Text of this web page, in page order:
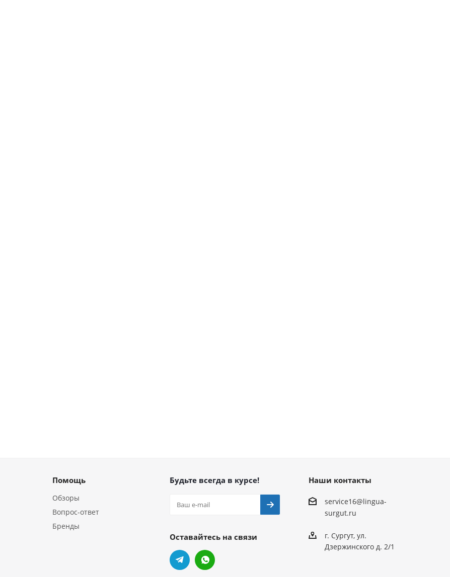
Помощь
Обзоры
Вопрос-ответ
Бренды
Будьте всегда в курсе!
Оставайтесь на связи
Наши контакты
service16@lingua-
surgut.ru
г. Сургут,ул.
Дзержинского д. 2/1